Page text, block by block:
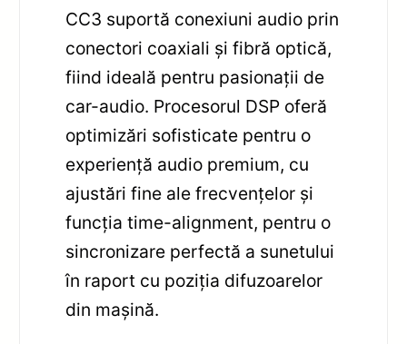
CC3 suportă conexiuni audio prin
conectori coaxiali și fibră optică,
fiind ideală pentru pasionații de
car-audio. Procesorul DSP oferă
optimizări sofisticate pentru o
experiență audio premium, cu
ajustări fine ale frecvențelor și
funcția time-alignment, pentru o
sincronizare perfectă a sunetului
în raport cu poziția difuzoarelor
din mașină.